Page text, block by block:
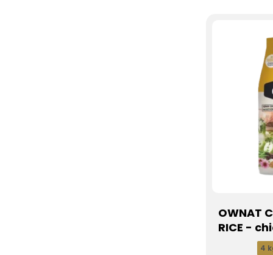
OWNAT
RICE -
4